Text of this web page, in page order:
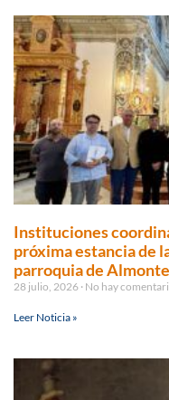
Instituciones
próxima estancia de
parroquia de Almonte
28 julio, 2026 No hay
Leer Noticia »